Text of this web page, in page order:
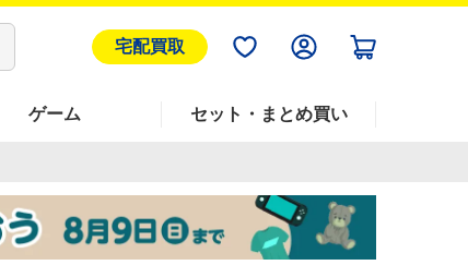
宅配買取
ゲーム セット・まとめ買い